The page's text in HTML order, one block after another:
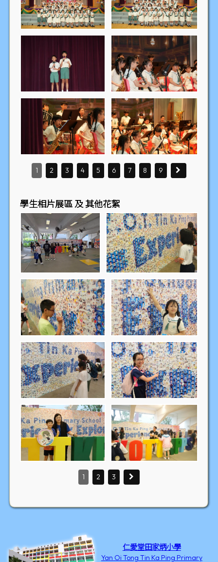
1 2 3 4 5 6 7 8 9
學生相片展區 及 其他花絮
1 2 3
仁愛堂田家炳小學
Yan Oi Tong Tin Ka Ping Primary